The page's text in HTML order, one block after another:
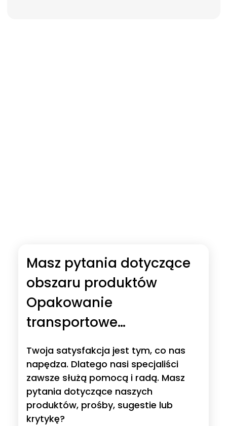
Masz pytania dotyczące
obszaru produktów
Opakowanie
transportowe
wielokrotnego użytku?
Twoja satysfakcja jest tym, co nas
napędza. Dlatego nasi specjaliści
zawsze służą pomocą i radą. Masz
pytania dotyczące naszych
produktów, prośby, sugestie lub
krytykę?